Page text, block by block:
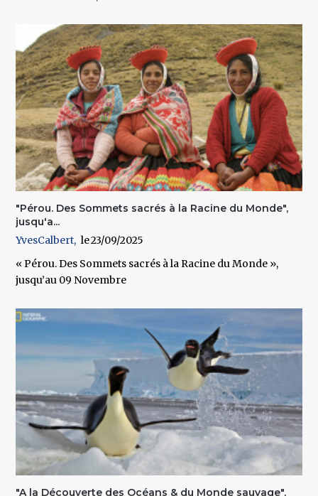
"Pérou. Des Sommets sacrés à la Racine du Monde",
jusqu'a...
YvesCalbert
23/09/2025
« Pérou. Des Sommets sacrés à la Racine du Monde »,
jusqu’au 09 Novembre
"A la Découverte des Océans & du Monde sauvage",